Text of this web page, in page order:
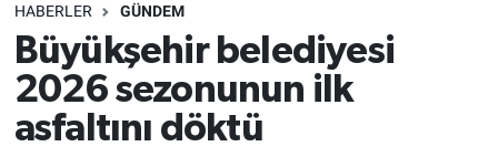
HABERLER GÜNDEM
Büyükşehir belediyesi
2026 sezonunun ilk
asfaltını döktü
Gündem
Türkiye
Dünya
Eskişehirspor Arşivi
Eskişehir Arşivi
Röportaj
Süper Lig Puan Durumu ve Fikstür
Tüm Manşetler
Son Dakika Haberleri